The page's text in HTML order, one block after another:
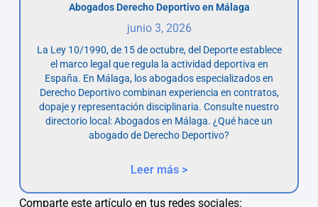
Abogados Derecho Deportivo en Málaga
junio 3, 2026
La Ley 10/1990, de 15 de octubre, del Deporte establece
el marco legal que regula la actividad deportiva en
España. En Málaga, los abogados especializados en
Derecho Deportivo combinan experiencia en contratos,
dopaje y representación disciplinaria. Consulte nuestro
directorio local: Abogados en Málaga. ¿Qué hace un
abogado de Derecho Deportivo?
Leer más >
Comparte este artículo en tus redes sociales: